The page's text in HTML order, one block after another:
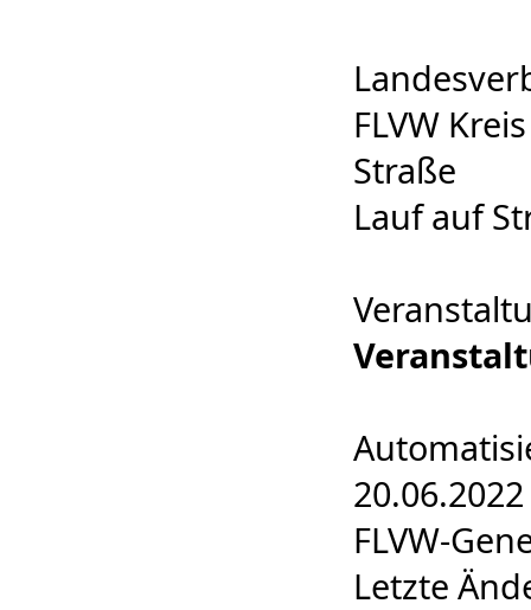
FLVW
Straße
Lauf auf
20.06.2022
FLVW-
Letzte